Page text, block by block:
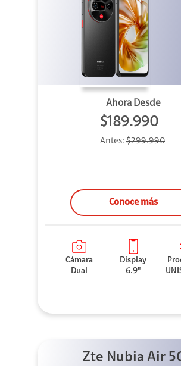
Ahora Desde
$189.990
Antes: $299.990
Conoce más
Cámara
Dual
Display
6.9"
Zte Nubia Air